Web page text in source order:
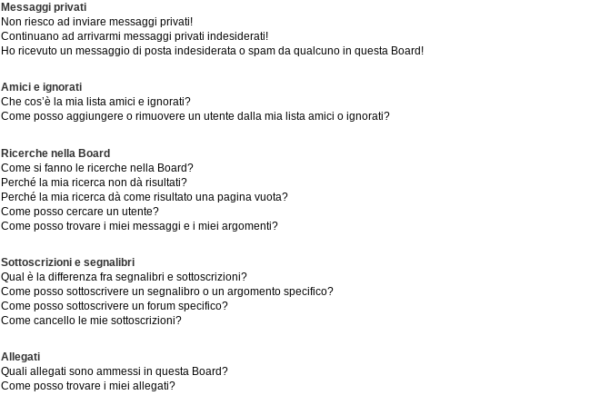
Messaggi privati
Non riesco ad inviare messaggi privati!
Continuano ad arrivarmi messaggi privati indesiderati!
Ho ricevuto un messaggio di posta indesiderata o spam da qualcuno in questa Board!
Amici e ignorati
Che cos’è la mia lista amici e ignorati?
Come posso aggiungere o rimuovere un utente dalla mia lista amici o ignorati?
Ricerche nella Board
Come si fanno le ricerche nella Board?
Perché la mia ricerca non dà risultati?
Perché la mia ricerca dà come risultato una pagina vuota?
Come posso cercare un utente?
Come posso trovare i miei messaggi e i miei argomenti?
Sottoscrizioni e segnalibri
Qual è la differenza fra segnalibri e sottoscrizioni?
Come posso sottoscrivere un segnalibro o un argomento specifico?
Come posso sottoscrivere un forum specifico?
Come cancello le mie sottoscrizioni?
Allegati
Quali allegati sono ammessi in questa Board?
Come posso trovare i miei allegati?